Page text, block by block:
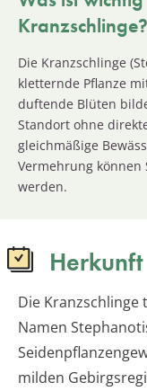
Kranzschlinge?
Die Kranzschlinge
kletternde Pflanze
duftende Blüten
Standort ohne
gleichmäßige
Vermehrung können
werden.
Herkunft
Die Kranzschlinge
Namen
milden